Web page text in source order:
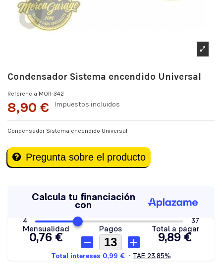
Condensador Sistema encendido Universal
Referencia MOR-342
8,90 € Impuestos incluidos
Condensador Sistema encendido Universal
Pregunta sobre el producto